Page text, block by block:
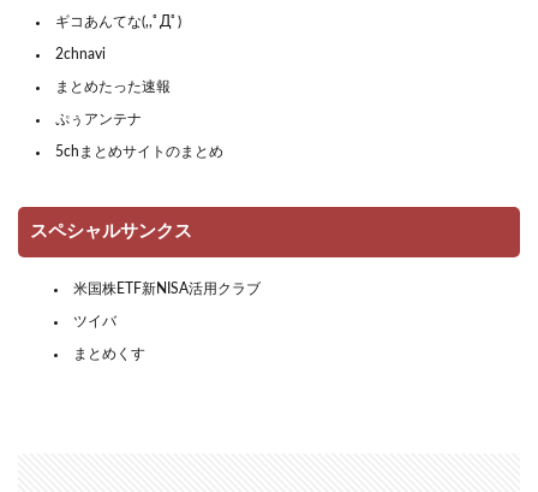
ギコあんてな(,,ﾟДﾟ)
2chnavi
まとめたった速報
ぷぅアンテナ
5chまとめサイトのまとめ
スペシャルサンクス
米国株ETF新NISA活用クラブ
ツイバ
まとめくす